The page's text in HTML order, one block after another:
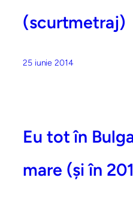
(scurtmetraj)
25 iunie 2014
Eu tot în
mare (și în